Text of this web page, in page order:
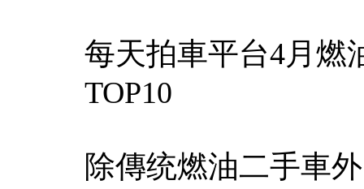
每天拍車平台4月燃
TOP10
除傳统燃油二手車